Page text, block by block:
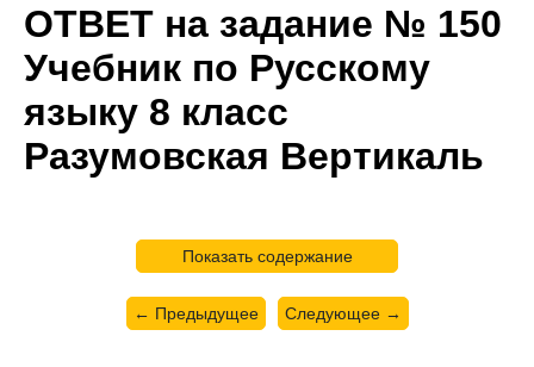
ОТВЕТ на задание № 150
Учебник по Русскому
языку 8 класс
Разумовская Вертикаль
Показать содержание
← Предыдущее Следующее →